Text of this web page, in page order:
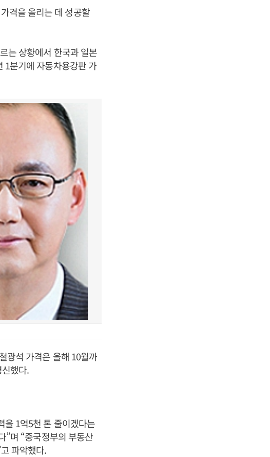
격을 올리는 데 성공할
는 상황에서 한국과 일본
1분기에 자동차용강판 가
광석 가격은 올해 10월까
했다.
을 1억5천 톤 줄이겠다는
”며 “중국정부의 부동산
파악했다.